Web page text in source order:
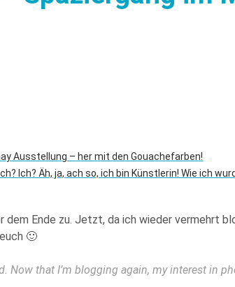
Ausstellung – her mit den Gouachefarben!
Ich? Äh, ja, ach so, ich bin Künstlerin! Wie ich
dem Ende zu. Jetzt, da ich wieder vermehrt
🙂
Now that I’m blogging again, my interest in